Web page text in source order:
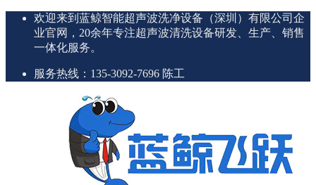
欢迎来到蓝鲸智能超声波洗净设备（深圳）有限公司企
业官网，20余年专注超声波清洗设备研发、生产、销售
一体化服务。
服务热线：135-3092-7696 陈工